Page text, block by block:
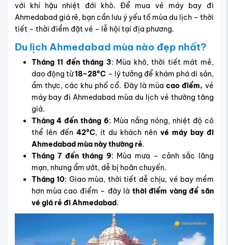
với khí hậu nhiệt đới khô. Để mua vé máy bay đi
Ahmedabad giá rẻ, bạn cần lưu ý yếu tố mùa du lịch – thời
tiết – thời điểm đặt vé – lễ hội tại địa phương.
Du lịch Ahmedabad mùa nào đẹp nhất?
Tháng 11 đến tháng 3: Mùa khô, thời tiết mát mẻ,
dao động từ18–28°C – lý tưởng để khám phá di sản,
ẩm thực, các khu phố cổ. Đây là mùacao điểm, vé
máy bay đi Ahmedabad mùa du lịch vé thường tăng
giá.
Tháng 4 đến tháng 6: Mùa nắng nóng, nhiệt độ có
thể lên đến 42°C, ít du khách nên vé máy bay đi
Ahmedabad mùa này thường rẻ.
Tháng 7 đến tháng 9: Mùa mưa – cảnh sắc lãng
mạn, nhưng ẩm ướt, dễ bị hoãn chuyến.
Tháng 10: Giao mùa, thời tiết dễ chịu, vé bay mềm
hơn mùa cao điểm – đây là thời điểm vàng để săn
vé giá rẻ đi Ahmedabad.